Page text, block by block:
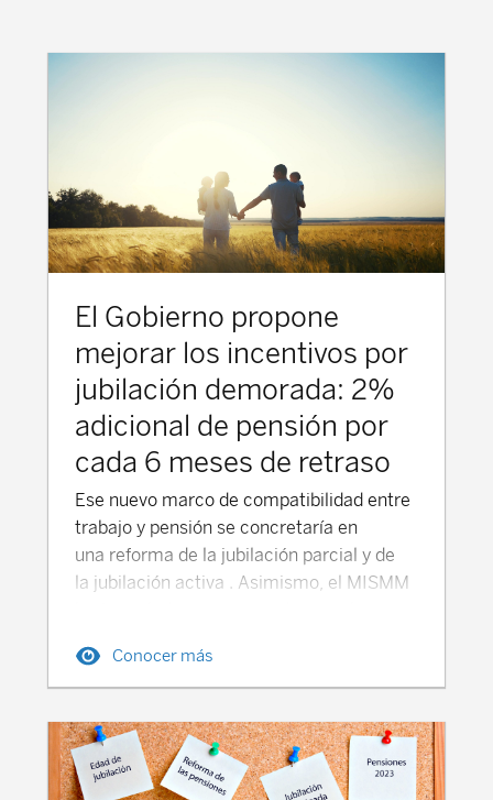
El Gobierno propone
mejorar los incentivos por
jubilación demorada: 2%
adicional de pensión por
cada 6 meses de retraso
Ese nuevo marco de compatibilidad entre
trabajo y pensión se concretaría en
una reforma de la jubilación parcial y de
la jubilación activa . Asimismo, el MISMM
jubilación demorada. Las medidas
propuestas por el Gobierno para fomentar
una mayor utilización de la jubilación
demorada, consisten en que el trabajador
pueda, a partir del segundo año de retraso
Conocer más